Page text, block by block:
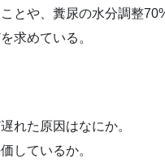
とや、糞尿の水分調整
求めている。
れた原因はなにか。
しているか。